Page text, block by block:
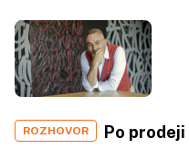
ROZHOVOR
Po